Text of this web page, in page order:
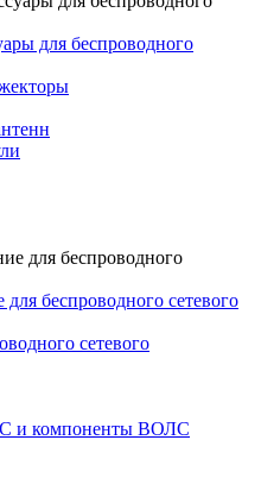
для беспроводного
беспроводного сетевого
сетевого
и компоненты ВОЛС